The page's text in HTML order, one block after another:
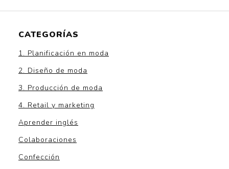
CATEGORÍAS
1. Planificación en moda
2. Diseño de moda
3. Producción de moda
4. Retail y marketing
Aprender inglés
Colaboraciones
Confección